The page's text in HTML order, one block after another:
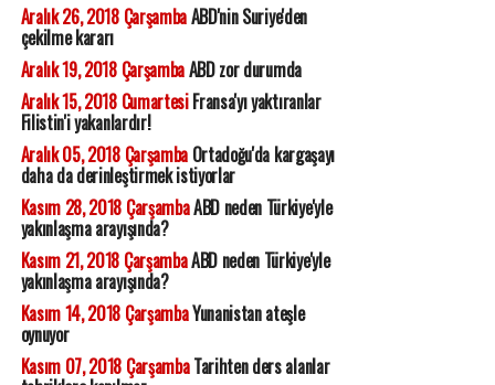
Aralık 26, 2018 ÇarşambaABD'nin Suriye'den
çekilme kararı
Aralık 19, 2018 ÇarşambaABD zor durumda
Aralık 15, 2018 CumartesiFransa'yı yaktıranlar
Filistin'i yakanlardır!
Aralık 05, 2018 ÇarşambaOrtadoğu'da kargaşayı
daha da derinleştirmek istiyorlar
Kasım 28, 2018 ÇarşambaABD neden Türkiye'yle
yakınlaşma arayışında?
Kasım 21, 2018 ÇarşambaABD neden Türkiye'yle
yakınlaşma arayışında?
Kasım 14, 2018 ÇarşambaYunanistan ateşle
oynuyor
Kasım 07, 2018 ÇarşambaTarihten ders alanlar